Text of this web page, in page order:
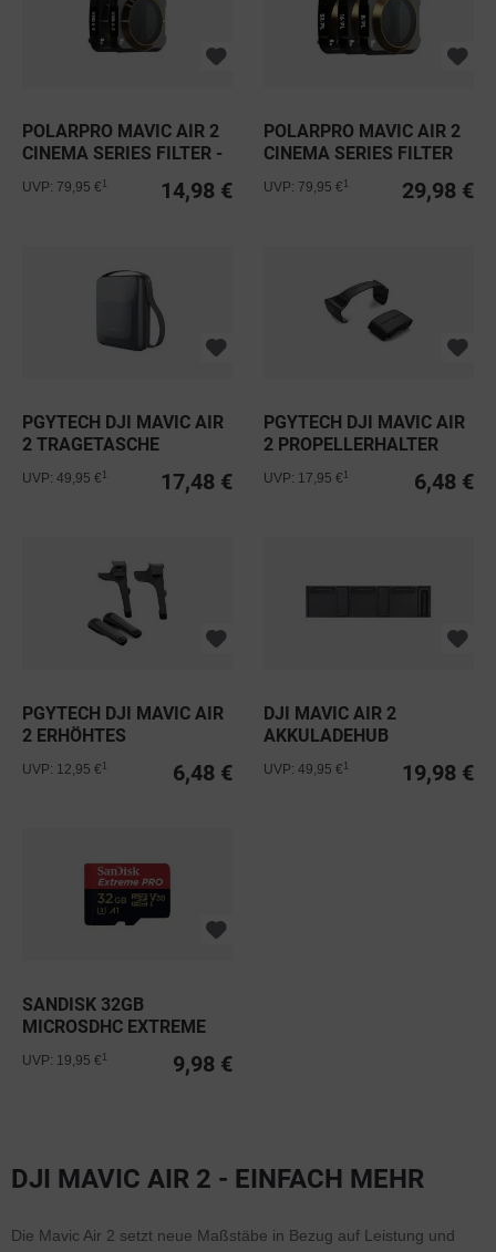
POLARPRO MAVIC AIR 2
CINEMA SERIES FILTER -
14,98 €
UVP: 79,95 €
POLARPRO MAVIC AIR 2
CINEMA SERIES FILTER
29,98 €
UVP: 79,95 €
PGYTECH DJI MAVIC AIR
2 TRAGETASCHE
17,48 €
UVP: 49,95 €
PGYTECH DJI MAVIC AIR
2 PROPELLERHALTER
6,48 €
UVP: 17,95 €
PGYTECH DJI MAVIC AIR
2 ERHÖHTES
LANDEGESTELL
6,48 €
UVP: 12,95 €
DJI MAVIC AIR 2
AKKULADEHUB
19,98 €
UVP: 49,95 €
SANDISK 32GB
MICROSDHC EXTREME
PRO C10 V30 A1...
9,98 €
UVP: 19,95 €
DJI MAVIC AIR 2 - EINFACH MEHR
Die Mavic Air 2 setzt neue Maßstäbe in Bezug auf Leistung und